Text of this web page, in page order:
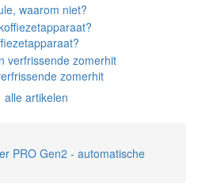
waarom niet?
zomerhit
alle artikelen
PRO Gen2 - automatische